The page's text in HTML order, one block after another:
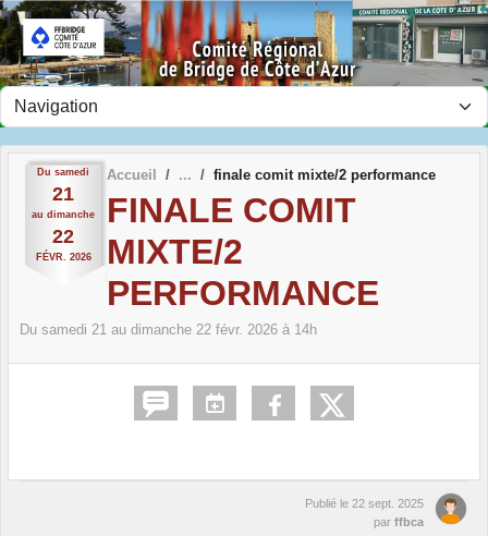
Du samedi
21
au dimanche
22
FÉVR. 2026
Accueil finale comit mixte/2 performance
FINALE COMIT
MIXTE/2
PERFORMANCE
Du samedi 21 au dimanche 22 févr. 2026 à 14h
Publié le 22 sept. 2025
par ffbca
Panneau de gestion des cookies